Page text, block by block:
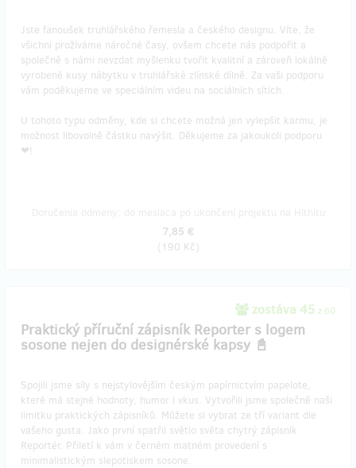
Jste fanoušek truhlářského řemesla a českého designu. Víte, že
všichni prožíváme náročné časy, ovšem chcete nás podpořit a
společně s námi nevzdat myšlenku tvořit kvalitní a zároveň lokálně
vyrobené kusy nábytku v truhlářské zlínské dílně. Za vaši podporu
vám poděkujeme ve speciálním videu na sociálních sítích.
U tohoto typu odměny, kde si chcete možná jen vylepšit karmu, je
možnost libovolně částku navýšit. Děkujeme za jakoukoli podporu
❤!
7,85 €
(190 Kč)
zostáva 45 z 60
Praktický příruční zápisník Reporter s logem
sosone nejen do designérské kapsy 📓
Spojili jsme síly s nejstylovějším českým papírnictvím papelote,
které má stejné hodnoty, humor i vkus. Vytvořili jsme společně naši
limitku praktických zápisníků. Můžete si vybrat ze tří variant dle
vašeho gusta. Jako první spatřil světlo světa chytrý zápisník
Reportér. Přiletí k vám v černém matném provedení s
minimalistickým slepotiskem sosone.